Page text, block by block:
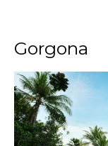
Gorgona